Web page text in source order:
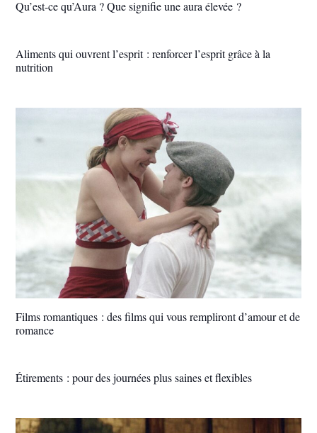
Qu’est-ce qu’Aura ? Que signifie une aura élevée ?
Aliments qui ouvrent l’esprit : renforcer l’esprit grâce à la
nutrition
Films romantiques : des films qui vous rempliront d’amour et de
romance
Étirements : pour des journées plus saines et flexibles